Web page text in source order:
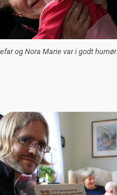
og Nora Marie var i godt humør